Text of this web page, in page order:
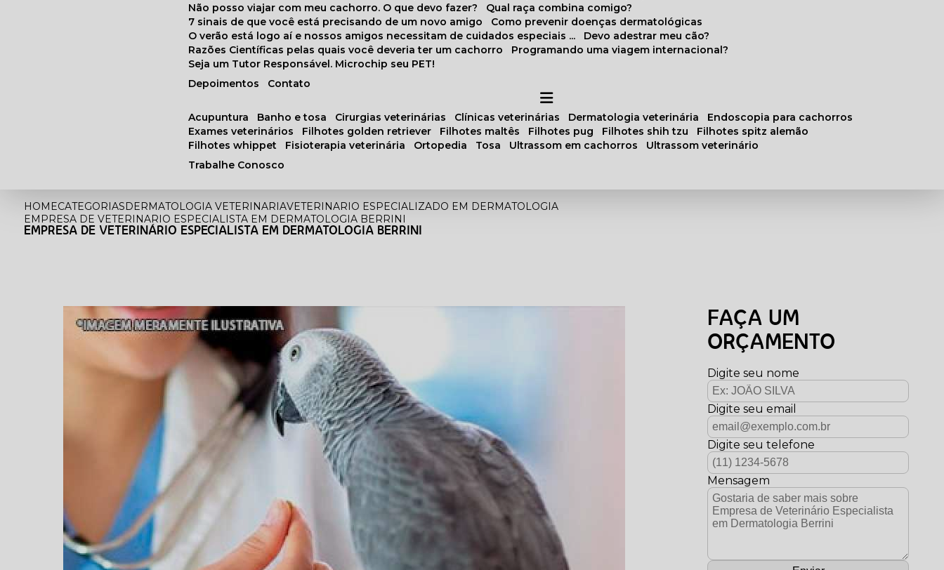
Depoimentos
Não posso viajar com meu cachorro. O que devo fazer?
Qual raça combina comigo?
7 sinais de que você está precisando de um novo amigo
Como prevenir doenças dermatológicas
O verão está logo aí e nossos amigos necessitam de cuidados especiais ...
Devo adestrar meu cão?
Razões Científicas pelas quais você deveria ter um cachorro
Programando uma viagem internacional?
Seja um Tutor Responsável. Microchip seu PET!
Contato
acupuntura banho e tosa cirurgias veterinárias clínicas veterinárias dermatologia veterinária
endoscopia para cachorros
exames veterinários
filhotes golden retriever filhotes maltês filhotes pug filhotes shih tzu
filhotes spitz alemão
filhotes whippet
fisioterapia veterinária ortopedia tosa ultrassom em cachorros
ultrassom veterinário
Trabalhe Conosco
HOMECATEGORIASDERMATOLOGIA VETERINARIAVETERINARIO ESPECIALIZADO EM DERMATOLOGIA
EMPRESA DE VETERINARIO ESPECIALISTA EM DERMATOLOGIA BERRINI
EMPRESA DE VETERINÁRIO ESPECIALISTA EM DERMATOLOGIA BERRINI
FAÇA UM
ORÇAMENTO
Digite seu nome
Digite seu email
Digite seu telefone
Mensagem